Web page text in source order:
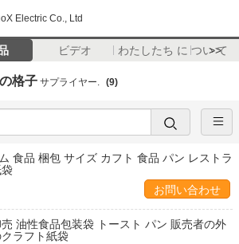
Electric Co., Ltd
ビデオ わたしたち に つい て
>>
格子 サプライヤー. (9)
食品 梱包 サイズ カフト 食品 パン レストラ
お問い合わせ
油性食品包装袋 トースト パン 販売者の外
ラフト紙袋